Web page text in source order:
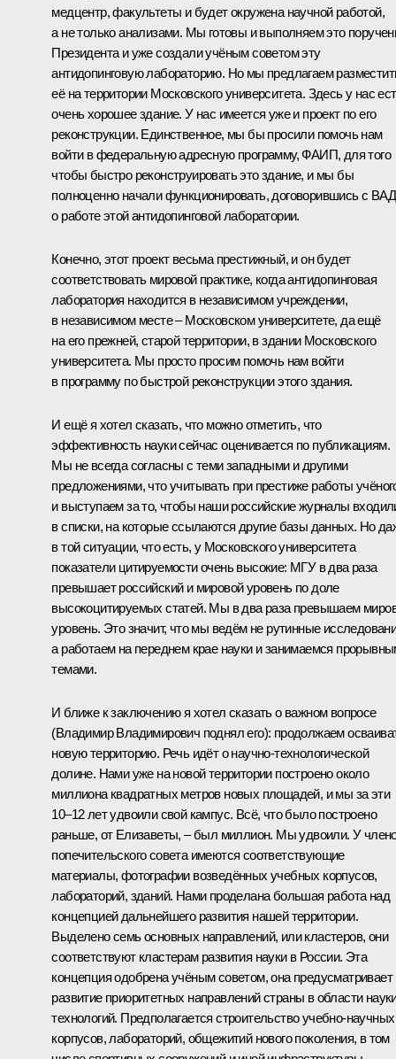
медцентр, факультеты и будет окружена научной работой,
а не только анализами. Мы готовы и выполняем это
Президента и уже создали учёным советом эту
антидопинговую лабораторию. Но мы предлагаем
её на территории Московского университета. Здесь у нас
очень хорошее здание. У нас имеется уже и проект по его
реконструкции. Единственное, мы бы просили помочь нам
войти в федеральную адресную программу, ФАИП, для того
чтобы быстро реконструировать это здание, и мы бы
полноценно начали функционировать, договорившись с
о работе этой антидопинговой лаборатории.
Конечно, этот проект весьма престижный, и он будет
соответствовать мировой практике, когда антидопинговая
лаборатория находится в независимом учреждении,
в независимом месте – Московском университете, да ещё
на его прежней, старой территории, в здании Московского
университета. Мы просто просим помочь нам войти
в программу по быстрой реконструкции этого здания.
И ещё я хотел сказать, что можно отметить, что
эффективность науки сейчас оценивается по публикациям.
Мы не всегда согласны с теми западными и другими
предложениями, что учитывать при престиже работы
и выступаем за то, чтобы наши российские журналы
в списки, на которые ссылаются другие базы данных. Но
в той ситуации, что есть, у Московского университета
показатели цитируемости очень высокие: МГУ в два раза
превышает российский и мировой уровень по доле
высокоцитируемых статей. Мы в два раза превышаем
уровень. Это значит, что мы ведём не рутинные
а работаем на переднем крае науки и занимаемся
темами.
И ближе к заключению я хотел сказать о важном вопросе
(Владимир Владимирович поднял его): продолжаем
новую территорию. Речь идёт о научно-технологической
долине. Нами уже на новой территории построено около
миллиона квадратных метров новых площадей, и мы за эти
10–12 лет удвоили свой кампус. Всё, что было построено
раньше, от Елизаветы, – был миллион. Мы удвоили. У
попечительского совета имеются соответствующие
материалы, фотографии возведённых учебных корпусов,
лабораторий, зданий. Нами проделана большая работа над
концепцией дальнейшего развития нашей территории.
Выделено семь основных направлений, или кластеров, они
соответствуют кластерам развития науки в России. Эта
концепция одобрена учёным советом, она предусматривает
развитие приоритетных направлений страны в области
технологий. Предполагается строительство учебно-научных
корпусов, лабораторий, общежитий нового поколения, в том